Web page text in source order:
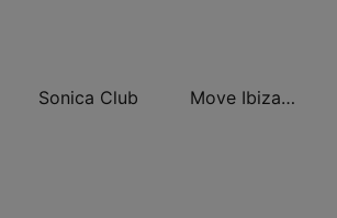
Sonica Club Move Ibiza Radio